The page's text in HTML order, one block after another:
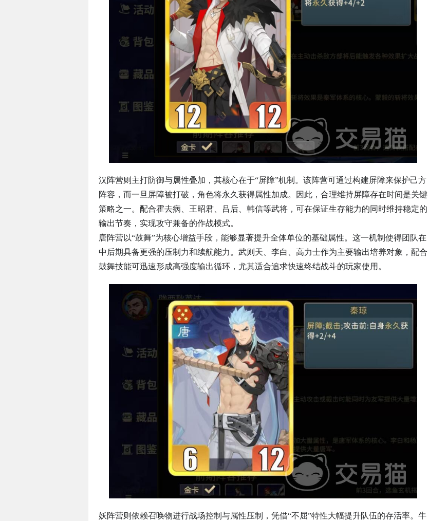
汉阵营则主打防御与属性叠加，其核心在于“屏障”机制。该阵营可通过构建屏障来保护己方
阵容，而一旦屏障被打破，角色将永久获得属性加成。因此，合理维持屏障存在时间是关键
策略之一。配合霍去病、王昭君、吕后、韩信等武将，可在保证生存能力的同时维持稳定的
输出节奏，实现攻守兼备的作战模式。
唐阵营以“鼓舞”为核心增益手段，能够显著提升全体单位的基础属性。这一机制使得团队在
中后期具备更强的压制力和续航能力。武则天、李白、高力士作为主要输出培养对象，配合
鼓舞技能可迅速形成高强度输出循环，尤其适合追求快速终结战斗的玩家使用。
妖阵营则依赖召唤物进行战场控制与属性压制，凭借“不屈”特性大幅提升队伍的存活率。牛